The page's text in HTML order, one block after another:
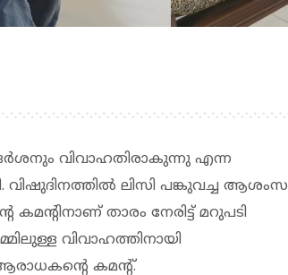
വിവാഹതിരാകുന്നു എന്ന
വിഷുദിനത്തിൽ ലിസി പങ്കുവച്ച ആശംസ
താരം നേരിട്ട് മറുപടി
വിവാഹത്തിനായി
കമന്റ്.